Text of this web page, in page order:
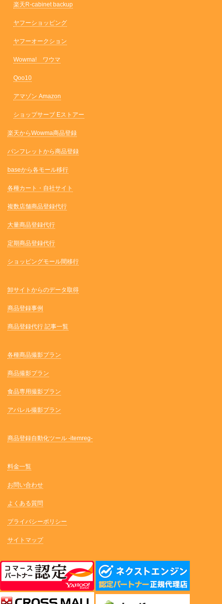
楽天R-cabinet backup
ヤフーショッピング
ヤフーオークション
Wowma! ワウマ
Qoo10
アマゾン Amazon
ショップサーブ Eストアー
楽天からWowma商品登録
パンフレットから商品登録
baseから各モール移行
各種カート・自社サイト
複数店舗商品登録代行
大量商品登録代行
定期商品登録代行
ショッピングモール間移行
卸サイトからのデータ取得
商品登録事例
商品登録代行 記事一覧
各種商品撮影プラン
商品撮影プラン
食品専用撮影プラン
アパレル撮影プラン
商品登録自動化ツール -itemreg-
料金一覧
お問い合わせ
よくある質問
プライバシーポリシー
サイトマップ